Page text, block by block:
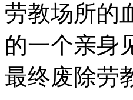
劳教场所的
的一个亲身
最终废除劳